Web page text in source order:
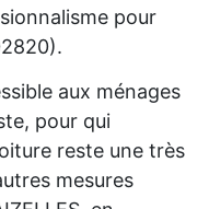
pour
aux ménages
pour qui
reste une très
mesures